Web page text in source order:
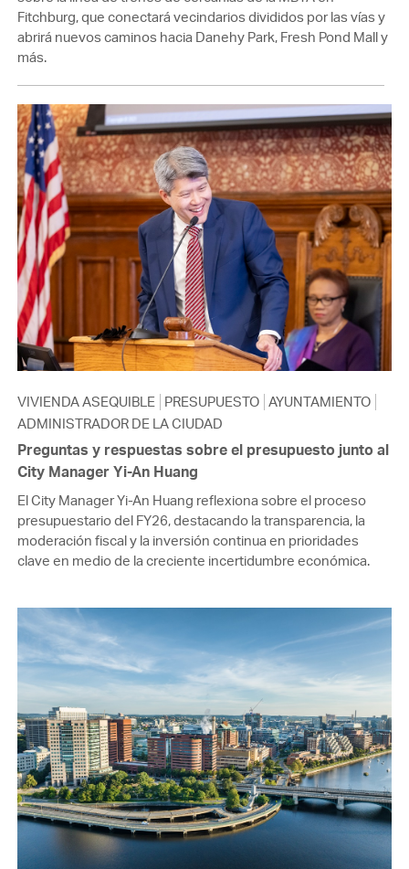
Fitchburg, que conectará vecindarios divididos por las vías y
abrirá nuevos caminos hacia Danehy Park, Fresh Pond Mall y
más.
VIVIENDA ASEQUIBLE PRESUPUESTO AYUNTAMIENTO
ADMINISTRADOR DE LA CIUDAD
Preguntas y respuestas sobre el presupuesto junto al
City Manager Yi-An Huang
El City Manager Yi-An Huang reflexiona sobre el proceso
presupuestario del FY26, destacando la transparencia, la
moderación fiscal y la inversión continua en prioridades
clave en medio de la creciente incertidumbre económica.